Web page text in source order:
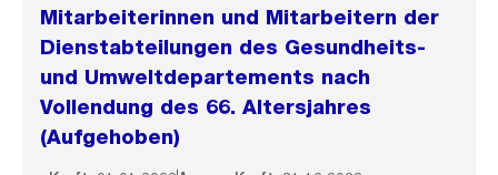
Mitarbeiterinnen und Mitarbeitern der
Dienstabteilungen des Gesundheits-
und Umweltdepartements nach
Vollendung des 66. Altersjahres
(Aufgehoben)